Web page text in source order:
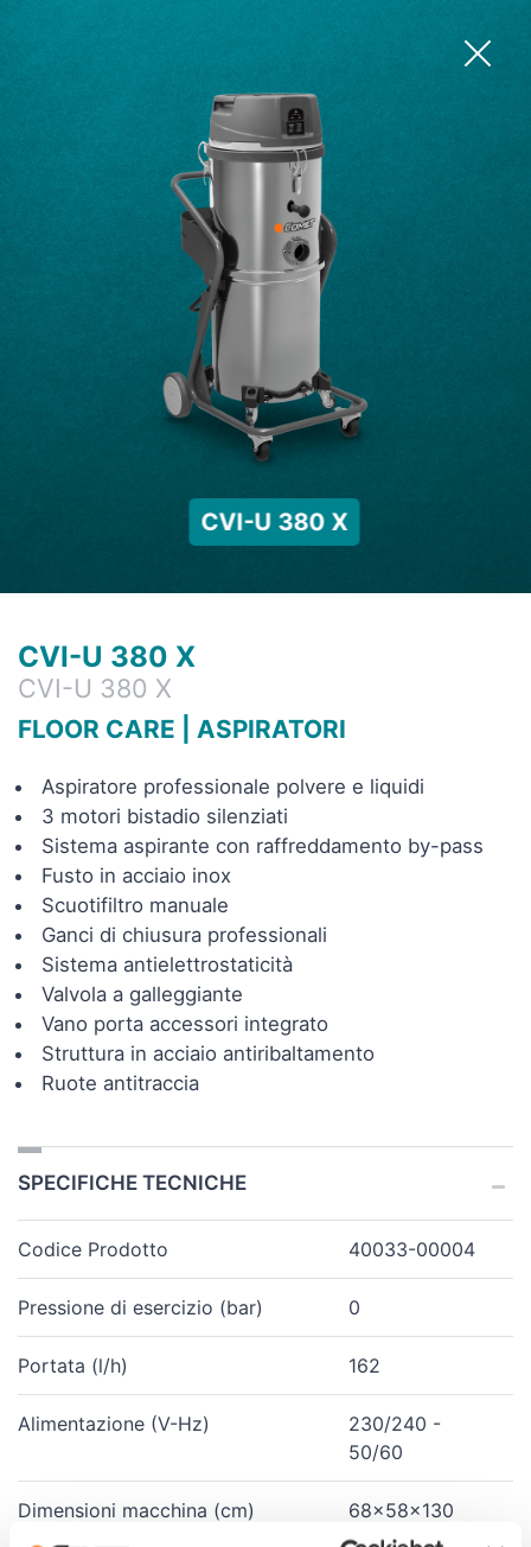
CVI-U 380 X
CVI-U 380 X
CVI-U 380 X
FLOOR CARE ASPIRATORI
Aspiratore professionale polvere e liquidi
3 motori bistadio silenziati
Sistema aspirante con raffreddamento by-pass
Fusto in acciaio inox
Scuotifiltro manuale
Ganci di chiusura professionali
Sistema antielettrostaticità
Valvola a galleggiante
Vano porta accessori integrato
Struttura in acciaio antiribaltamento
Ruote antitraccia
SPECIFICHE TECNICHE
Codice Prodotto 40033-00004
Pressione di esercizio (bar) 0
Portata (l/h) 162
Alimentazione (V-Hz)
230/240 -
50/60
Dimensioni macchina (cm) 68x58x130